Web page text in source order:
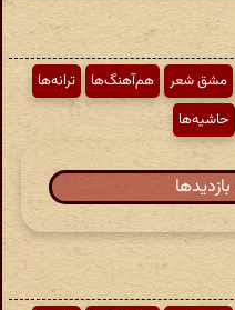
مشق شعر هم‌آهنگ‌ها
ترانه‌ها
حاشیه‌ها